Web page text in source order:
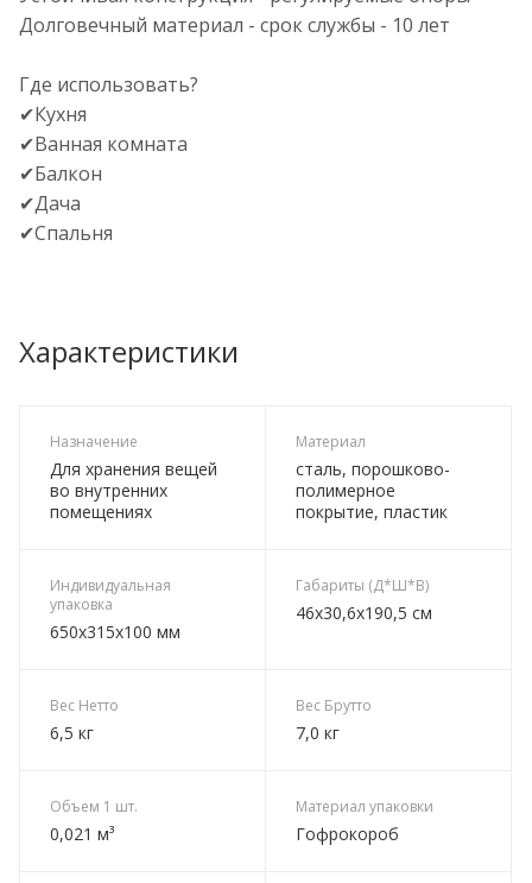
Долговечный материал - срок службы - 10 лет
Где использовать?
✔Кухня
✔Ванная комната
✔Балкон
✔Дача
✔Спальня
Характеристики
Назначение
Для хранения вещей
во внутренних
помещениях
Материал
сталь, порошково-
полимерное
покрытие, пластик
Индивидуальная
упаковка
650х315х100 мм
Габариты (Д*Ш*В)
46х30,6х190,5 см
Вес Нетто
6,5 кг
Вес Брутто
7,0 кг
Объем 1 шт.
0,021 м³
Материал упаковки
Гофрокороб